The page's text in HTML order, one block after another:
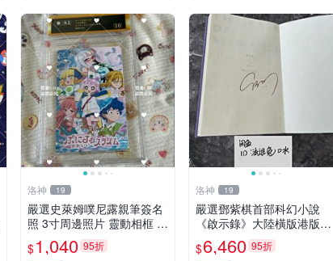
洛神 19
嚴選史萊姆噗尼露親筆簽名
照 3寸周邊照片 靈動相框 包
裝嚴謹 噗尼露 網友 相框 包
裝
$1,040 95折
洛神 19
嚴選鄧紫棋首部科幻小說
《啟示錄》大陸橫版港版官
版推薦 科幻文學 簽名珍藏
啟示錄 鄧紫棋 科幻
$6,460 95折